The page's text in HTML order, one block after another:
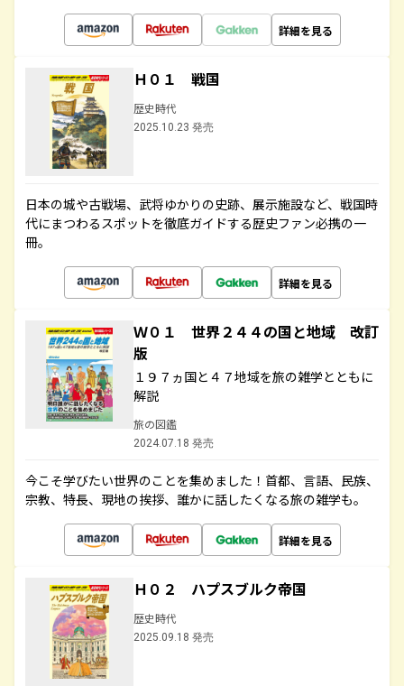
詳細を見る
Ｈ０１ 戦国
歴史時代
2025.10.23 発売
日本の城や古戦場、武将ゆかりの史跡、展示施設など、戦国時
代にまつわるスポットを徹底ガイドする歴史ファン必携の一
冊。
詳細を見る
Ｗ０１ 世界２４４の国と地域 改訂
版
１９７ヵ国と４７地域を旅の雑学とともに
解説
旅の図鑑
2024.07.18 発売
今こそ学びたい世界のことを集めました！首都、言語、民族、
宗教、特長、現地の挨拶、誰かに話したくなる旅の雑学も。
詳細を見る
Ｈ０２ ハプスブルク帝国
歴史時代
2025.09.18 発売